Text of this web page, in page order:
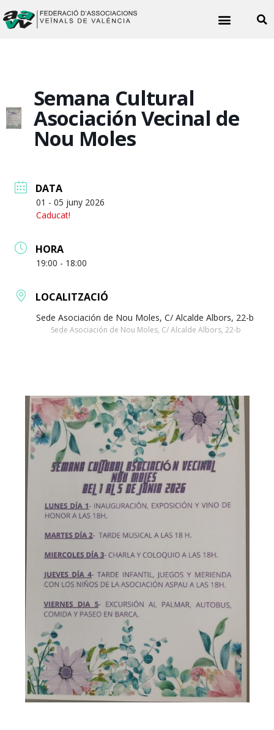
Semana Cultural
Asociación Vecinal de
Nou Moles
DATA
01 - 05 juny 2026
Caducat!
HORA
19:00 - 18:00
LOCALITZACIÓ
Sede Asociación de Nou Moles, C/ Alcalde Albors, 22-b
Sede Asociación de Nou Moles, C/ Alcalde Albors, 22-b